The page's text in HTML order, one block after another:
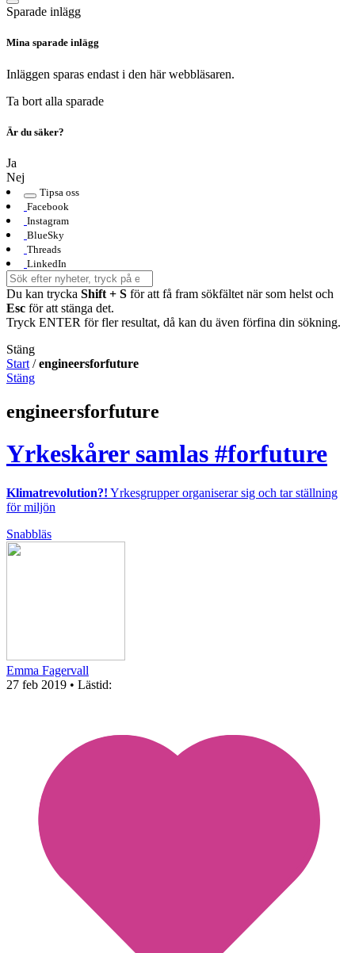
Sparade inlägg
Mina sparade inlägg
Inläggen sparas endast i den här webbläsaren.
Ta bort alla sparade
Är du säker?
Ja
Nej
Tipsa oss
Facebook
Instagram
BlueSky
Threads
LinkedIn
Du kan trycka Shift + S för att få fram sökfältet när som helst och
Esc för att stänga det.
Tryck ENTER för fler resultat, då kan du även förfina din sökning.
Stäng
Start /engineersforfuture
Stäng
engineersforfuture
Yrkeskårer samlas #forfuture
Klimatrevolution?! Yrkesgrupper organiserar sig och tar ställning
för miljön
Snabbläs
Emma Fagervall
27 feb 2019 • Lästid: